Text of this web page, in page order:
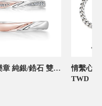
幸福樂章 純銀/鋯石 雙色定情紀念對戒
TWD